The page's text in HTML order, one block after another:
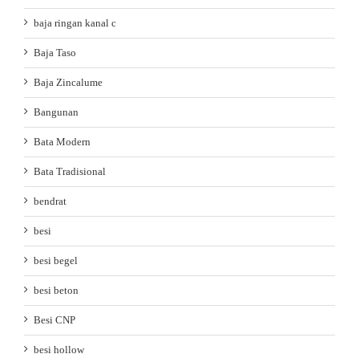
baja ringan kanal c
Baja Taso
Baja Zincalume
Bangunan
Bata Modern
Bata Tradisional
bendrat
besi
besi begel
besi beton
Besi CNP
besi hollow